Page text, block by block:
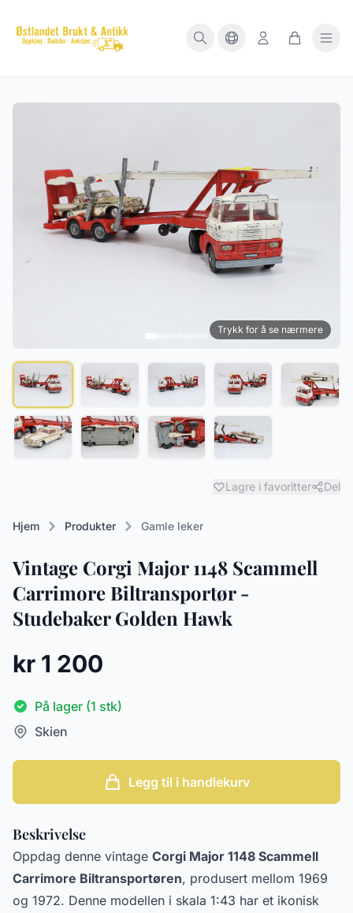
Trykk for å se nærmere
Lagre i favoritter Del
Hjem Produkter Gamle leker
Vintage Corgi Major 1148 Scammell
Carrimore Biltransportør -
Studebaker Golden Hawk
kr 1 200
På lager (1 stk)
Skien
Legg til i handlekurv
Beskrivelse
Oppdag denne vintage Corgi Major 1148 Scammell
Carrimore Biltransportøren, produsert mellom 1969
og 1972. Denne modellen i skala 1:43 har et ikonisk